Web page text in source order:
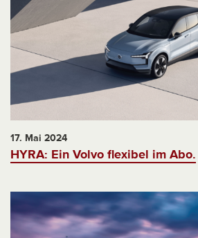
17. Mai 2024
HYRA: Ein Volvo flexibel im Abo.